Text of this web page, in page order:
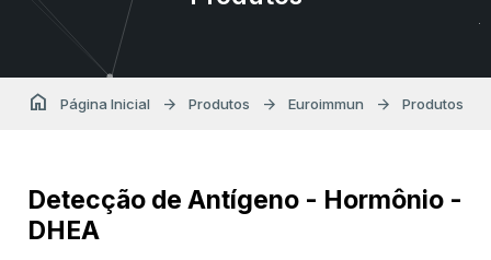
home Página Inicial arrow_forward Produtos arrow_forward Euroimmun arrow_forward Produtos
Detecção de Antígeno - Hormônio -
DHEA